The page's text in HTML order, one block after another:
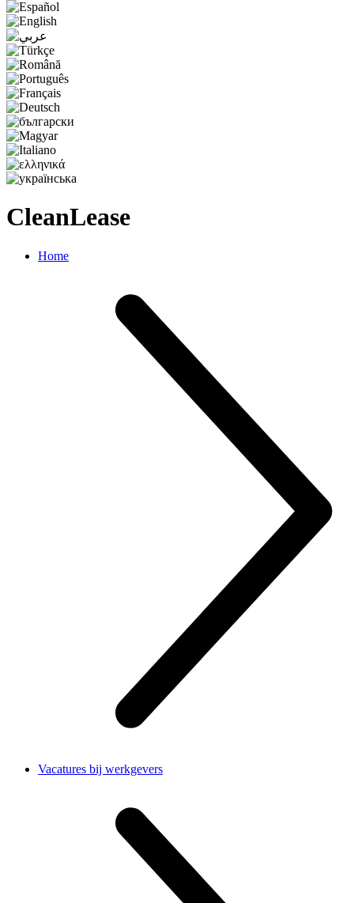
CleanLease
Home
Vacatures bij werkgevers